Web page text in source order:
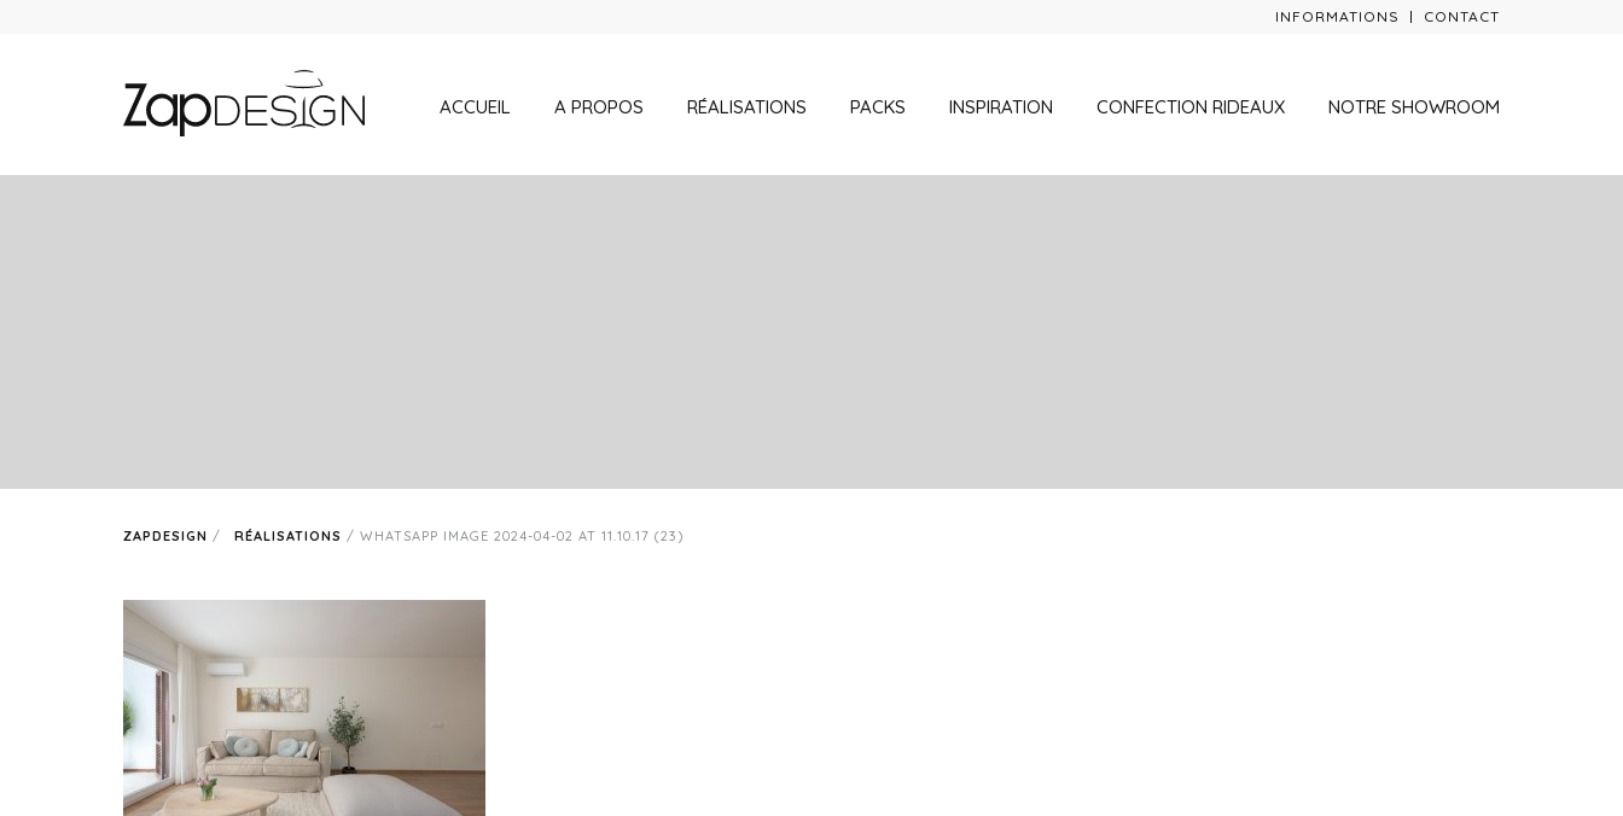
INFORMATIONS CONTACT
ACCUEIL A PROPOS RÉALISATIONS PACKS INSPIRATION CONFECTION RIDEAUX NOTRE SHOWROOM
ZAPDESIGN / RÉALISATIONS / WHATSAPP IMAGE 2024-04-02 AT 11.10.17 (23)